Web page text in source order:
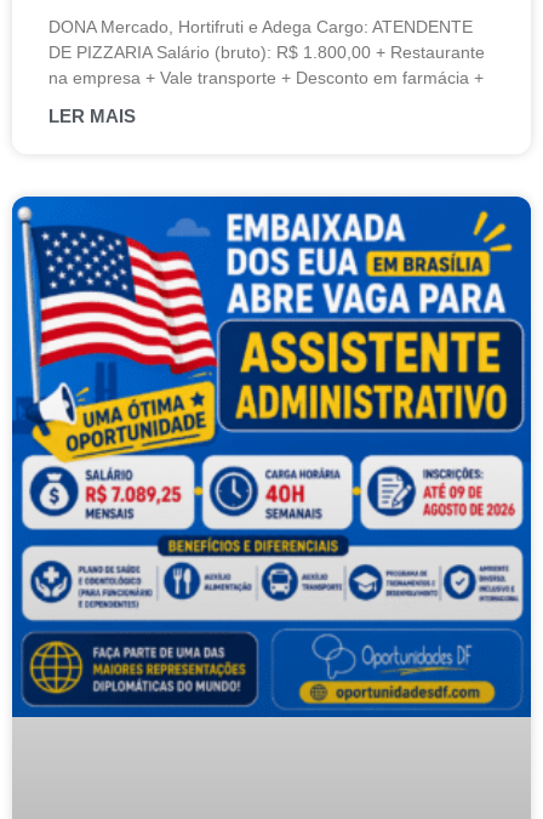
DONA Mercado, Hortifruti e Adega Cargo: ATENDENTE
DE PIZZARIA Salário (bruto): R$ 1.800,00 + Restaurante
na empresa + Vale transporte + Desconto em farmácia +
LER MAIS